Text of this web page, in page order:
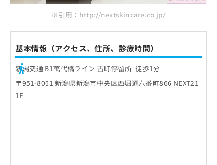
※引用：http://nextskincare.co.jp/
基本情報（アクセス、住所、診療時間）
新潟交通 B1萬代橋ライン 古町停留所 徒歩1分
〒951-8061 新潟県新潟市中央区西堀通六番町866 NEXT21
1F